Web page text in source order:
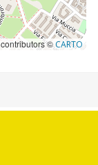
contributors ©CARTO